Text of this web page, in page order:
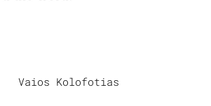
Vaios Kolofotias